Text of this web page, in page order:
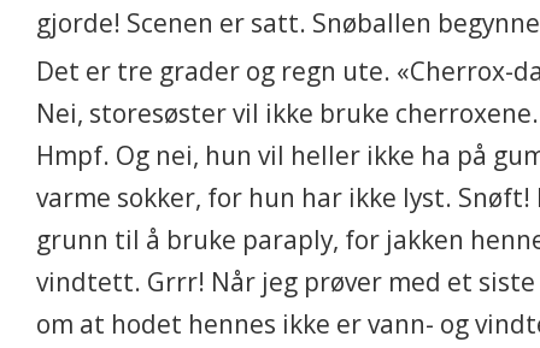
gjorde! Scenen er satt. Snøballen
Det er tre grader og regn ute. «Cherrox-
Nei, storesøster vil ikke bruke
Hmpf. Og nei, hun vil heller ikke ha på
varme sokker, for hun har ikke lyst.
grunn til å bruke paraply, for jakken
vindtett. Grrr! Når jeg prøver med et
om at hodet hennes ikke er vann- og